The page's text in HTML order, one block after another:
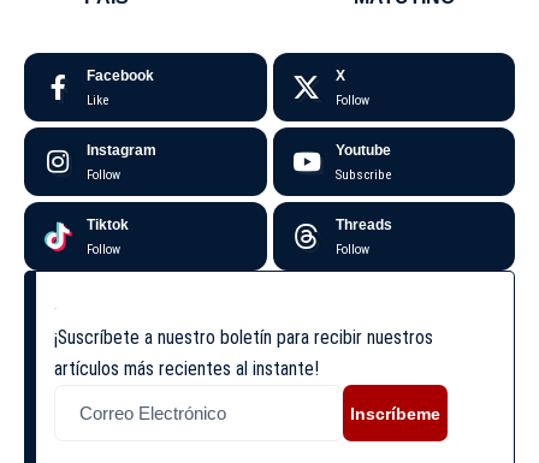
Facebook
Like
X
Follow
Instagram
Follow
Youtube
Subscribe
Tiktok
Follow
Threads
Follow
¡Suscríbete a nuestro boletín para recibir nuestros
artículos más recientes al instante!
Inscríbeme